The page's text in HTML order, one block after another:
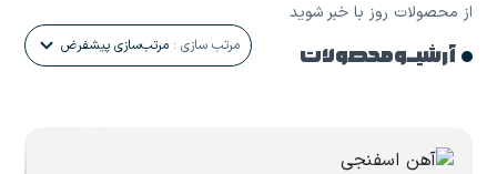
از محصولات روز با خبر شوید
آرشیـو محصولات مرتب سازی : مرتب‌سازی پیشفرض